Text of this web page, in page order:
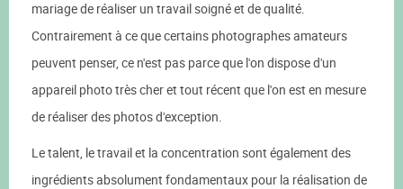
mariage de réaliser un travail soigné et de qualité.
Contrairement à ce que certains photographes amateurs
peuvent penser, ce n'est pas parce que l'on dispose d'un
appareil photo très cher et tout récent que l'on est en mesure
de réaliser des photos d'exception.
Le talent, le travail et la concentration sont également des
ingrédients absolument fondamentaux pour la réalisation de